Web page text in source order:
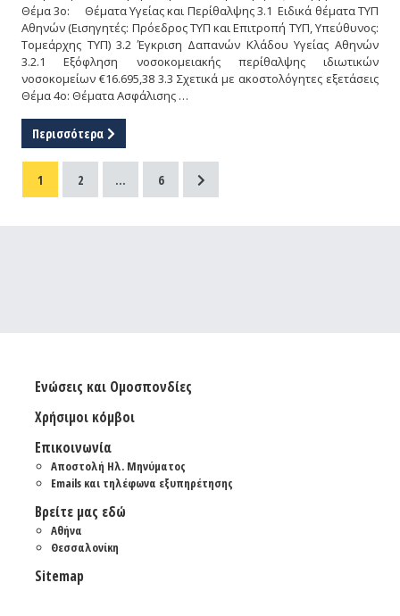
Θέμα 3ο: Θέματα Υγείας και Περίθαλψης 3.1 Ειδικά θέματα ΤΥΠ
Αθηνών (Εισηγητές: Πρόεδρος ΤΥΠ και Επιτροπή ΤΥΠ, Υπεύθυνος:
Τομεάρχης ΤΥΠ) 3.2 Έγκριση Δαπανών Κλάδου Υγείας Αθηνών
3.2.1 Εξόφληση νοσοκομειακής περίθαλψης ιδιωτικών
νοσοκομείων €16.695,38 3.3 Σχετικά με ακοστολόγητες εξετάσεις
Θέμα 4ο: Θέματα Ασφάλισης …
Περισσότερα
1 2 … 6
Ενώσεις και Ομοσπονδίες
Χρήσιμοι κόμβοι
Επικοινωνία
Αποστολή Ηλ. Μηνύματος
Emails και τηλέφωνα εξυπηρέτησης
Βρείτε μας εδώ
Αθήνα
Θεσσαλονίκη
Sitemap